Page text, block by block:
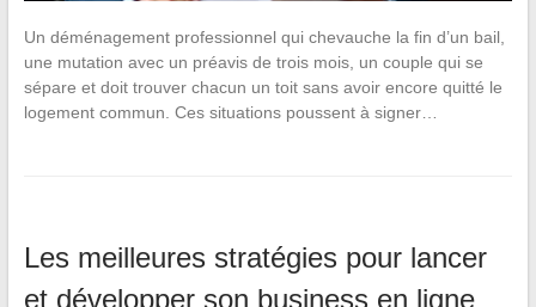
Un déménagement professionnel qui chevauche la fin d’un bail,
une mutation avec un préavis de trois mois, un couple qui se
sépare et doit trouver chacun un toit sans avoir encore quitté le
logement commun. Ces situations poussent à signer…
Les meilleures stratégies pour lancer
et développer son business en ligne